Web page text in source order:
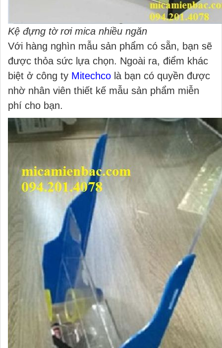
Kệ đựng tờ rơi mica nhiều ngăn
Với hàng nghìn mẫu sản phẩm có sẵn, bạn sẽ
được thỏa sức lựa chọn. Ngoài ra, điểm khác
biệt ở công ty Mitechco là bạn có quyền được
nhờ nhân viên thiết kế mẫu sản phẩm miễn
phí cho bạn.